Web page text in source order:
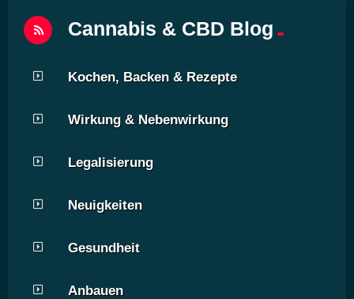
Cannabis & CBD Blog
Kochen, Backen & Rezepte
Wirkung & Nebenwirkung
Legalisierung
Neuigkeiten
Gesundheit
Anbauen